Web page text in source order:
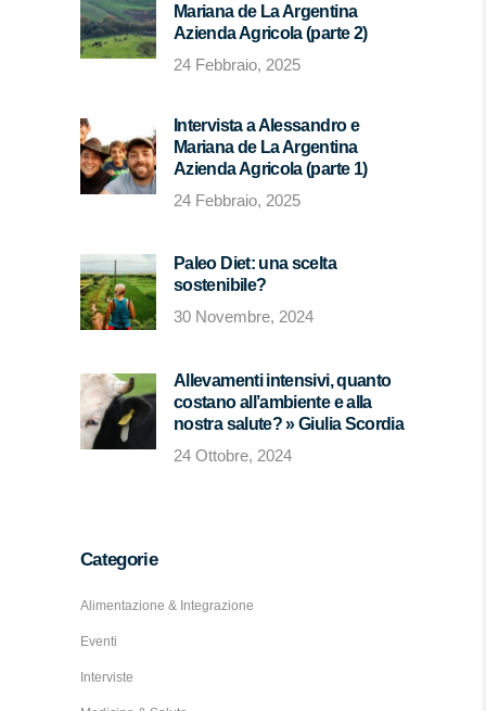
Mariana de La Argentina
Azienda Agricola (parte 2)
24 Febbraio, 2025
Intervista a Alessandro e
Mariana de La Argentina
Azienda Agricola (parte 1)
24 Febbraio, 2025
Paleo Diet: una scelta
sostenibile?
30 Novembre, 2024
Allevamenti intensivi, quanto
costano all’ambiente e alla
nostra salute? » Giulia Scordia
24 Ottobre, 2024
Categorie
Alimentazione & Integrazione
Eventi
Interviste